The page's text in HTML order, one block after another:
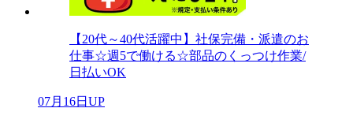
【20代～40代活躍中】社保完備・派遣のお
仕事☆週5で働ける☆部品のくっつけ作業/
日払いOK
07月16日UP